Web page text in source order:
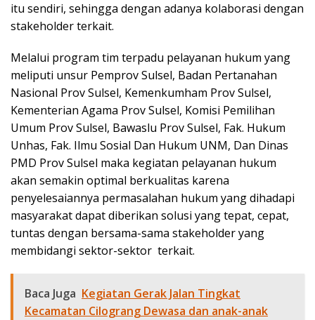
itu sendiri, sehingga dengan adanya kolaborasi dengan
stakeholder terkait.
Melalui program tim terpadu pelayanan hukum yang
meliputi unsur Pemprov Sulsel, Badan Pertanahan
Nasional Prov Sulsel, Kemenkumham Prov Sulsel,
Kementerian Agama Prov Sulsel, Komisi Pemilihan
Umum Prov Sulsel, Bawaslu Prov Sulsel, Fak. Hukum
Unhas, Fak. Ilmu Sosial Dan Hukum UNM, Dan Dinas
PMD Prov Sulsel maka kegiatan pelayanan hukum
akan semakin optimal berkualitas karena
penyelesaiannya permasalahan hukum yang dihadapi
masyarakat dapat diberikan solusi yang tepat, cepat,
tuntas dengan bersama-sama stakeholder yang
membidangi sektor-sektor terkait.
Baca Juga Kegiatan Gerak Jalan Tingkat
Kecamatan Cilograng Dewasa dan anak-anak